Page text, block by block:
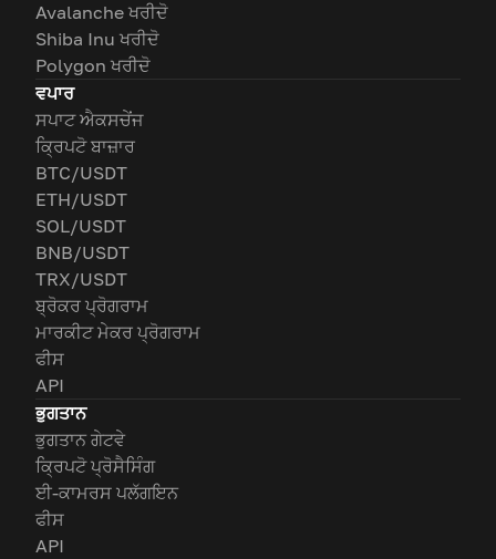
Avalanche ਖਰੀਦੋ
Shiba Inu ਖਰੀਦੋ
Polygon ਖਰੀਦੋ
ਵਪਾਰ
ਸਪਾਟ ਐਕਸਚੇਂਜ
ਕ੍ਰਿਪਟੋ ਬਾਜ਼ਾਰ
BTC/USDT
ETH/USDT
SOL/USDT
BNB/USDT
TRX/USDT
ਬ੍ਰੋਕਰ ਪ੍ਰੋਗਰਾਮ
ਮਾਰਕੀਟ ਮੇਕਰ ਪ੍ਰੋਗਰਾਮ
ਫੀਸ
API
ਭੁਗਤਾਨ
ਭੁਗਤਾਨ ਗੇਟਵੇ
ਕ੍ਰਿਪਟੋ ਪ੍ਰੋਸੈਸਿੰਗ
ਈ-ਕਾਮਰਸ ਪਲੱਗਇਨ
ਫੀਸ
API